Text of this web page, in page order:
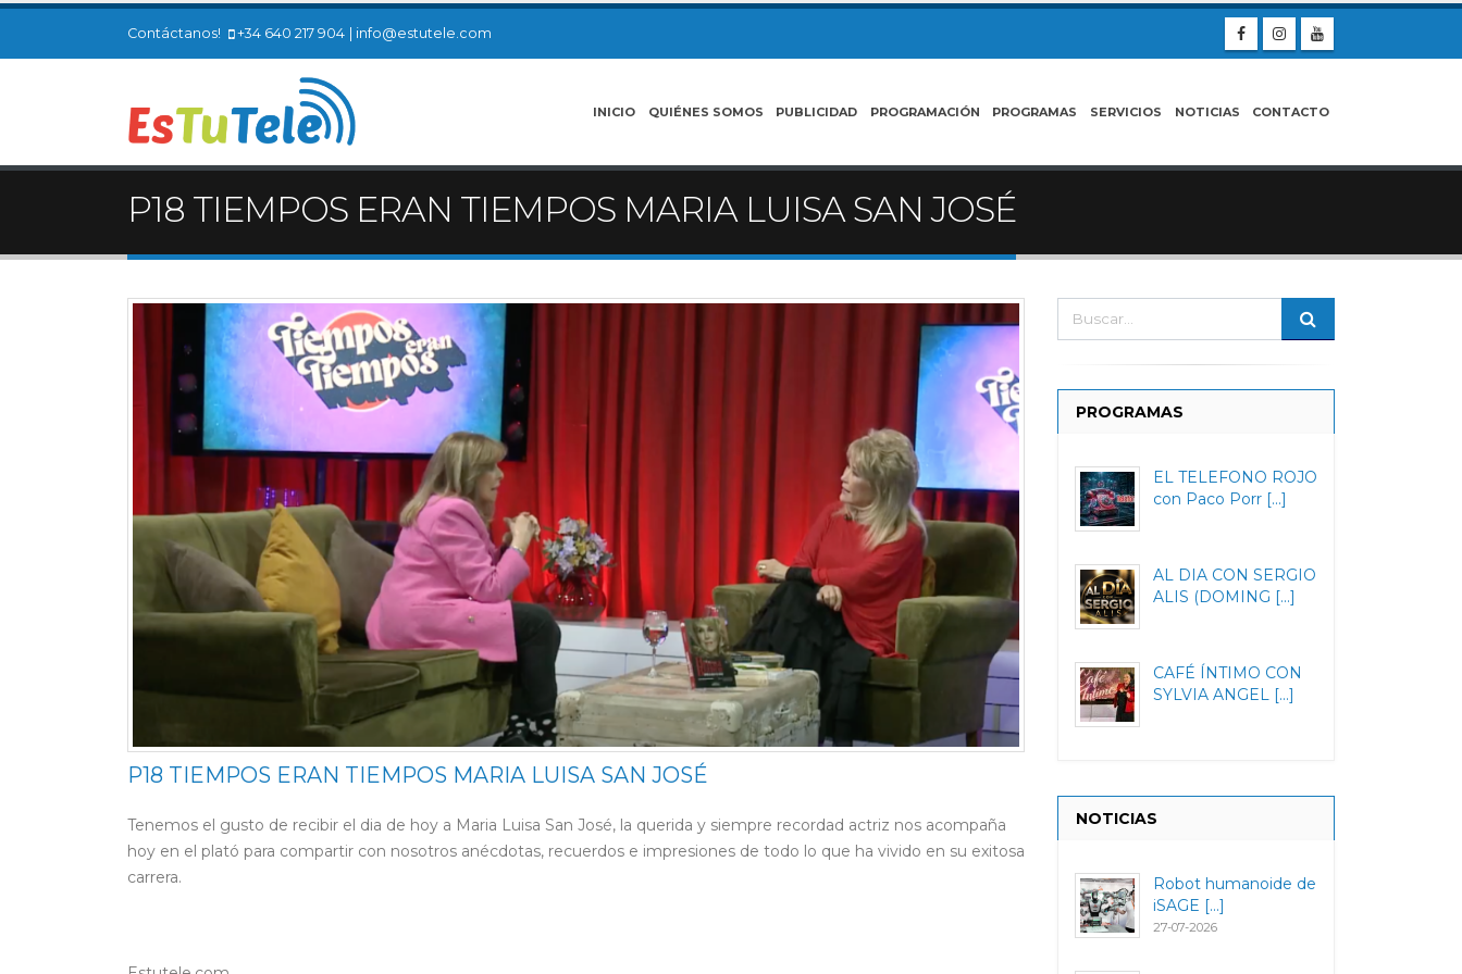
Contáctanos! +34 640 217 904 info@estutele.com
INICIO QUIÉNES SOMOS PUBLICIDAD PROGRAMACIÓN PROGRAMAS SERVICIOS NOTICIAS CONTACTO
P18 TIEMPOS ERAN TIEMPOS MARIA LUISA SAN JOSÉ
P18 TIEMPOS ERAN TIEMPOS MARIA LUISA SAN JOSÉ
Tenemos el gusto de recibir el dia de hoy a Maria Luisa San José, la querida y siempre recordad actriz nos acompaña
hoy en el plató para compartir con nosotros anécdotas, recuerdos e impresiones de todo lo que ha vivido en su exitosa
carrera.
PROGRAMAS
EL TELEFONO ROJO
con Paco Porr [...]
AL DIA CON SERGIO
ALIS (DOMING [...]
CAFÉ ÍNTIMO CON
SYLVIA ANGEL [...]
NOTICIAS
Robot humanoide de
iSAGE [...]
27-07-2026